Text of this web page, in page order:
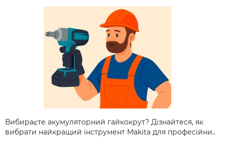
Вибираєте акумуляторний гайкокрут? Дізнайтеся, як
вибрати найкращий інструмент Makita для професійни..